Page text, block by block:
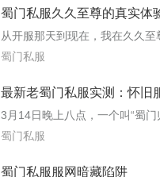
号“拿”了。这些消息看多了，难
性。但冷静下来看，所谓获取
十有八九是骗局，剩下那一点，
蜀门私服久久至尊的真实体
从开服那天到现在，我在久久至
月。账号里那个峨眉角色停在九
三，镶嵌的石头全是五级。之所
看，晚上八点成都城摆摊的玩家
实，飞剑坐骑的光效几乎盖住了
蜀门私服
最新老蜀门私服实测：怀旧
3月14日晚上八点，一个叫“蜀门
私服无声无息地开服了。没有官
一时间挤进去，发现服务器列表
蜀门私服
蜀门私服服网暗藏陷阱